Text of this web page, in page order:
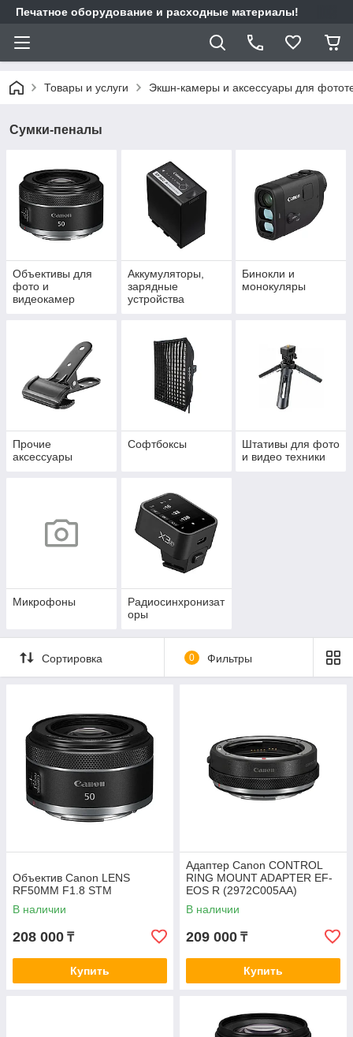
Печатное оборудование и расходные материалы!
Товары и услуги Экшн-камеры и аксессуары для
Сумки-пеналы
Объективы для
фото и
видеокамер
Аккумуляторы,
зарядные
устройства
Бинокли и
монокуляры
Прочие
аксессуары
Софтбоксы
Штативы для фото
и видео техники
Микрофоны
Радиосинхронизат
оры
Сортировка 0 Фильтры
Объектив Canon LENS
RF50MM F1.8 STM
В наличии
208 000 ₸
Купить
Адаптер Canon CONTROL
RING MOUNT ADAPTER EF-
EOS R (2972C005AA)
В наличии
209 000 ₸
Купить